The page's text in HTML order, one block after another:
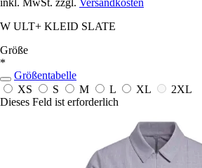
W ULT+ KLEID SLATE
Größe
*
Größentabelle
XS
S M L XL
2XL
Dieses Feld ist erforderlich